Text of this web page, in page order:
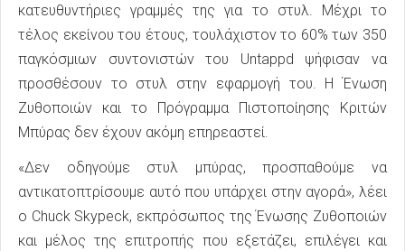
κατευθυντήριες γραμμές της για το στυλ. Μέχρι το
τέλος εκείνου του έτους, τουλάχιστον το 60% των 350
παγκόσμιων συντονιστών του Untappd ψήφισαν να
προσθέσουν το στυλ στην εφαρμογή του. Η Ένωση
Ζυθοποιών και το Πρόγραμμα Πιστοποίησης Κριτών
Μπύρας δεν έχουν ακόμη επηρεαστεί.
«Δεν οδηγούμε στυλ μπύρας, προσπαθούμε να
αντικατοπτρίσουμε αυτό που υπάρχει στην αγορά», λέει
ο Chuck Skypeck, εκπρόσωπος της Ένωσης Ζυθοποιών
και μέλος της επιτροπής που εξετάζει, επιλέγει και